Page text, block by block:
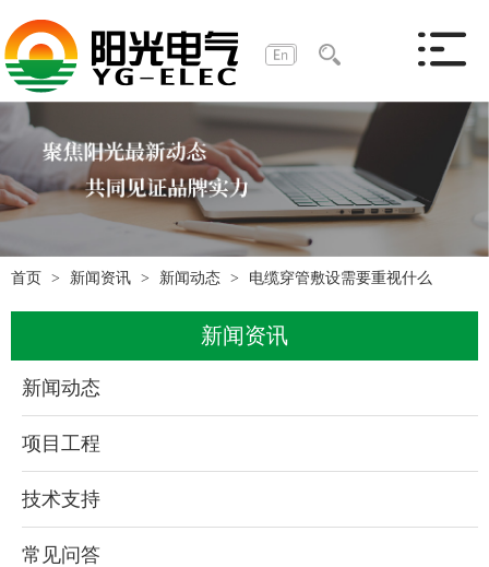
首页 新闻资讯 新闻动态 电缆穿管敷设需要重视什么
新闻资讯
新闻动态
项目工程
技术支持
常见问答